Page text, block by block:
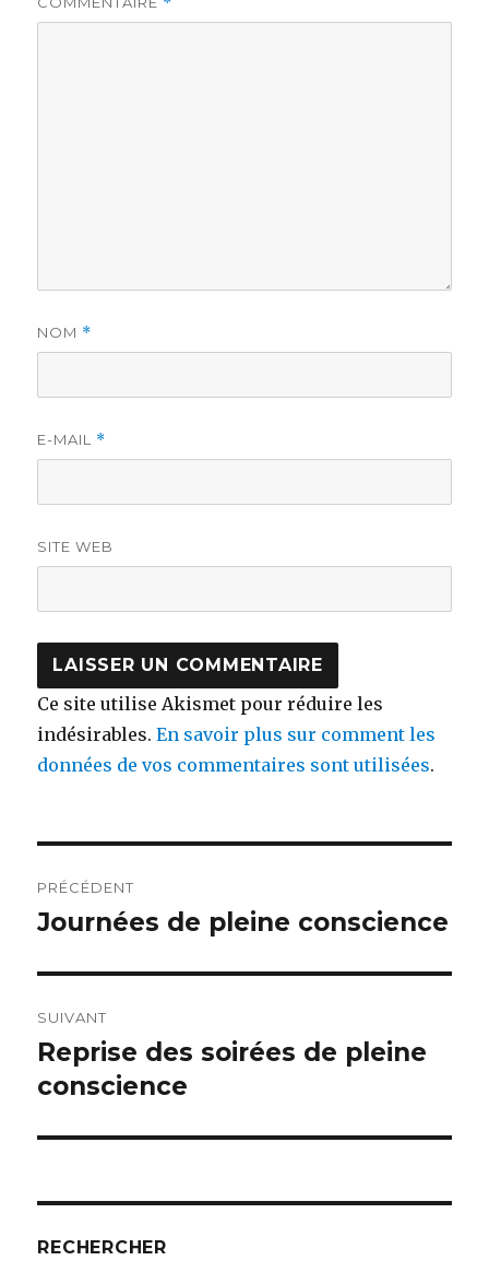
NOM *
E-MAIL *
SITE WEB
Ce site utilise Akismet pour réduire les
indésirables.En savoir plus sur comment les
données de vos commentaires sont utilisées.
de
PRÉCÉDENT
Article
Journées de pleine conscience
SUIVANT
Article
suivant :
Reprise des soirées de pleine
conscience
RECHERCHER